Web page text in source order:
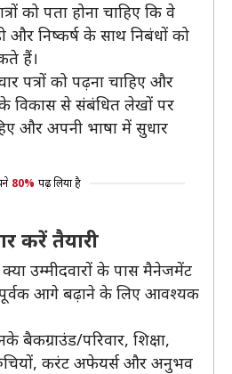
को पता होना चाहिए कि वे
निष्कर्ष के साथ निबंधों को
हैं।
पत्रों को पढ़ना चाहिए और
के विकास से संबंधित लेखों पर
और अपनी भाषा में सुधार
80% पढ़ लिया है
करें तैयारी
उम्मीदवारों के पास मैनेजमेंट
आगे बढ़ाने के लिए आवश्यक
बैकग्राउंड/परिवार, शिक्षा,
करंट अफेयर्स और अनुभव